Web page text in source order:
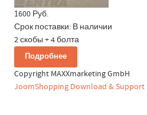
1600 Руб.
Срок поставки: В наличии
2 скобы + 4 болта
Подробнее
Copyright MAXXmarketing GmbH
JoomShopping Download & Support